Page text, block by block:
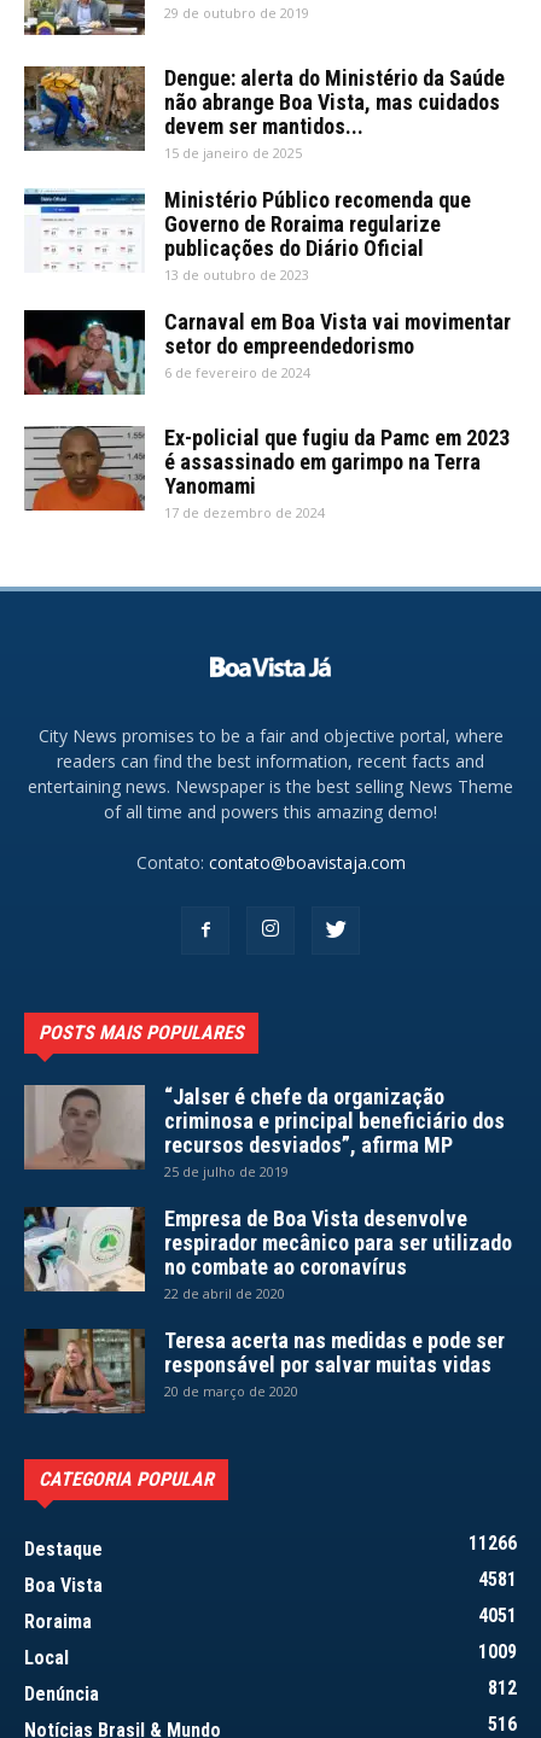
29 de outubro de 2019
Dengue: alerta do Ministério da Saúde
não abrange Boa Vista, mas cuidados
devem ser mantidos...
15 de janeiro de 2025
Ministério Público recomenda que
Governo de Roraima regularize
publicações do Diário Oficial
13 de outubro de 2023
Carnaval em Boa Vista vai movimentar
setor do empreendedorismo
6 de fevereiro de 2024
Ex-policial que fugiu da Pamc em 2023
é assassinado em garimpo na Terra
Yanomami
17 de dezembro de 2024
City News promises to be a fair and objective portal, where
readers can find the best information, recent facts and
entertaining news. Newspaper is the best selling News Theme
of all time and powers this amazing demo!
Contato: contato@boavistaja.com
POSTS MAIS POPULARES
“Jalser é chefe da organização
criminosa e principal beneficiário dos
recursos desviados”, afirma MP
25 de julho de 2019
Empresa de Boa Vista desenvolve
respirador mecânico para ser utilizado
no combate ao coronavírus
22 de abril de 2020
Teresa acerta nas medidas e pode ser
responsável por salvar muitas vidas
20 de março de 2020
CATEGORIA POPULAR
Destaque
11266
Boa Vista
4581
Roraima
4051
Local
1009
Denúncia
812
Notícias Brasil & Mundo
516